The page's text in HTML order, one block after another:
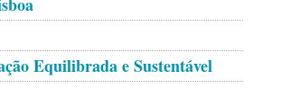
Equilibrada e Sustentável